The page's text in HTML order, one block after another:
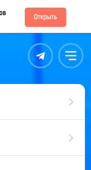
Контакты Меню